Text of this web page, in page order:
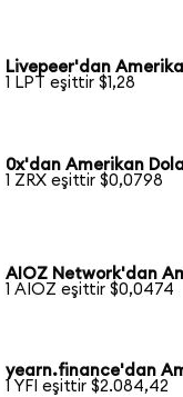
Livepeer'dan
1 LPT eşittir $1,28
0x'dan Amerikan
1 ZRX eşittir $0,0798
AIOZ Network'dan
1 AIOZ eşittir $0,0474
yearn.finance'dan
1 YFI eşittir $2.084,42